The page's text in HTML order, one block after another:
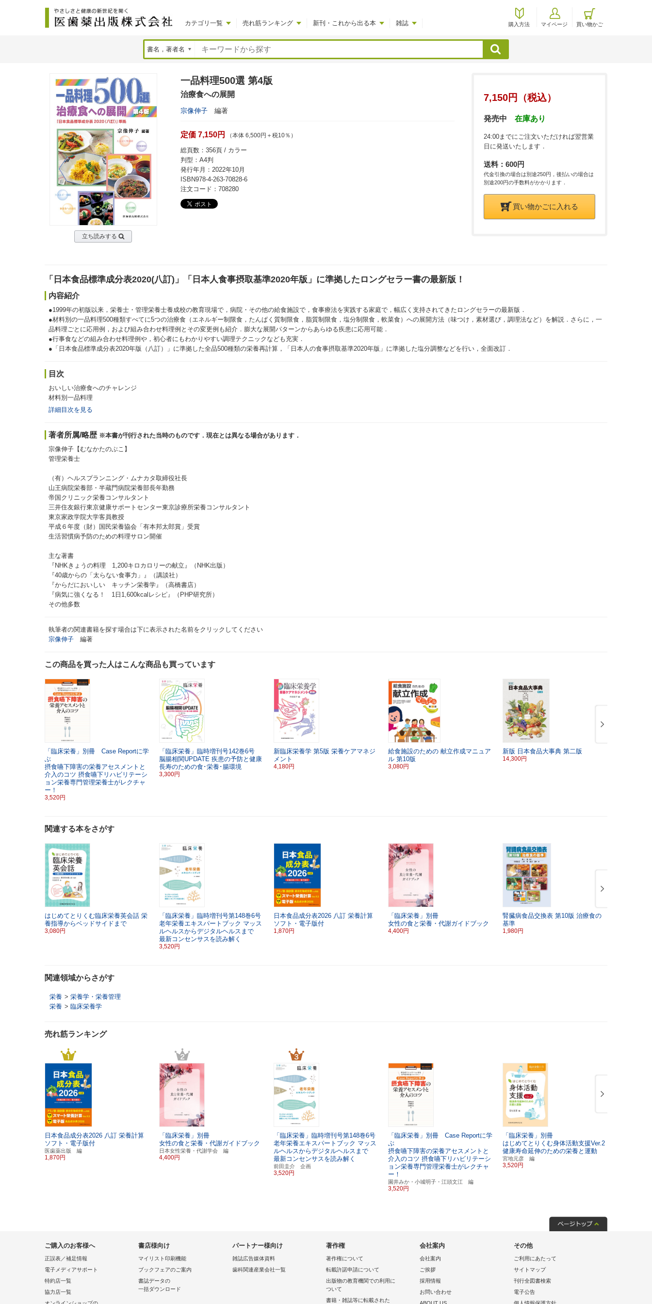
カテゴリ一覧 売れ筋ランキング 新刊・これから出る本 雑誌 購入方法 マイページ 買い物かご
検索
立ち読みする
7,150円（税込）
発売中 在庫あり
24:00までにご注文いただければ翌営業
日に発送いたします．
送料：600円
代金引換の場合は別途250円，後払いの場合は
別途200円の手数料がかかります．
買い物かごに入れる
一品料理500選 第4版
治療食への展開
宗像伸子 編著
定価 7,150円 （本体 6,500円＋税10％）
総頁数：356頁 / カラー
判型：A4判
発行年月：2022年10月
ISBN978-4-263-70828-6
注文コード：708280
「日本食品標準成分表2020(八訂)」「日本人食事摂取基準2020年版」に準拠したロングセラー書の最新版！
内容紹介
●1999年の初版以来，栄養士・管理栄養士養成校の教育現場で，病院・その他の給食施設で，食事療法を実践する家庭で，幅広く支持されてきたロングセラーの最新版．
●材料別の一品料理500種類すべてに5つの治療食（エネルギー制限食，たんぱく質制限食，脂質制限食，塩分制限食，軟菜食）への展開方法（味つけ，素材選び，調理法など）を解説．さらに，一
品料理ごとに応用例，および組み合わせ料理例とその変更例も紹介．膨大な展開パターンからあらゆる疾患に応用可能．
●行事食などの組み合わせ料理例や，初心者にもわかりやすい調理テクニックなども充実．
●「日本食品標準成分表2020年版（八訂）」に準拠した全品500種類の栄養再計算，「日本人の食事摂取基準2020年版」に準拠した塩分調整などを行い，全面改訂．
目次
おいしい治療食へのチャレンジ
材料別一品料理
詳細目次を見る
著者所属/略歴 ※本書が刊行された当時のものです．現在とは異なる場合があります．
宗像伸子【むなかたのぶこ】
管理栄養士
（有）ヘルスプランニング・ムナカタ取締役社長
山王病院栄養部・半蔵門病院栄養部長年勤務
帝国クリニック栄養コンサルタント
三井住友銀行東京健康サポートセンター東京診療所栄養コンサルタント
東京家政学院大学客員教授
平成６年度（財）国民栄養協会「有本邦太郎賞」受賞
生活習慣病予防のための料理サロン開催
主な著書
『NHKきょうの料理 1,200キロカロリーの献立』（NHK出版）
『40歳からの「太らない食事力」』（講談社）
『からだにおいしい キッチン栄養学』（高橋書店）
『病気に強くなる！ 1日1,600kcalレシピ』（PHP研究所）
その他多数
執筆者の関連書籍を探す場合は下に表示された名前をクリックしてください
宗像伸子 編著
この商品を買った人はこんな商品も買っています
「臨床栄養」別冊 Case Reportに学
ぶ
摂食嚥下障害の栄養アセスメントと
介入のコツ 摂食嚥下リハビリテーシ
ョン栄養専門管理栄養士がレクチャ
ー！
3,520円
「臨床栄養」臨時増刊号142巻6号
脳腸相関UPDATE 疾患の予防と健康
長寿のための食･栄養･腸環境
3,300円
新臨床栄養学 第5版 栄養ケアマネジ
メント
4,180円
給食施設のための 献立作成マニュア
ル 第10版
3,080円
新版 日本食品大事典 第二版
14,300円
関連する本をさがす
はじめてとりくむ臨床栄養英会話 栄
養指導からベッドサイドまで
3,080円
「臨床栄養」臨時増刊号第148巻6号
老年栄養エキスパートブック マッス
ルヘルスからデジタルヘルスまで
最新コンセンサスを読み解く
3,520円
日本食品成分表2026 八訂 栄養計算
ソフト・電子版付
1,870円
「臨床栄養」別冊
女性の食と栄養・代謝ガイドブック
4,400円
腎臓病食品交換表 第10版 治療食の
基準
1,980円
関連領域からさがす
栄養 > 栄養学・栄養管理
栄養 > 臨床栄養学
売れ筋ランキング
日本食品成分表2026 八訂 栄養計算
ソフト・電子版付
医歯薬出版 編
1,870円
「臨床栄養」別冊
女性の食と栄養・代謝ガイドブック
日本女性栄養・代謝学会 編
4,400円
「臨床栄養」臨時増刊号第148巻6号
老年栄養エキスパートブック マッス
ルヘルスからデジタルヘルスまで
最新コンセンサスを読み解く
前田圭介 企画
3,520円
「臨床栄養」別冊 Case Reportに学
ぶ
摂食嚥下障害の栄養アセスメントと
介入のコツ 摂食嚥下リハビリテーシ
ョン栄養専門管理栄養士がレクチャ
ー！
園井みか・小城明子・江頭文江 編
3,520円
「臨床栄養」別冊
はじめてとりくむ身体活動支援Ver.2
健康寿命延伸のための栄養と運動
宮地元彦 編
3,520円
ご購入のお客様へ
正誤表／補足情報
電子メディアサポート
特約店一覧
協力店一覧
オンラインショップの
書店様向け
マイリスト印刷機能
ブックフェアのご案内
書誌データの
一括ダウンロード
パートナー様向け
雑誌広告媒体資料
歯科関連産業会社一覧
著作権
著作権について
転載許諾申請について
出版物の教育機関での利用に
ついて
書籍・雑誌等に転載された
会社案内
会社案内
ご挨拶
採用情報
お問い合わせ
ABOUT US
その他
ご利用にあたって
サイトマップ
刊行全図書検索
電子公告
個人情報保護方針